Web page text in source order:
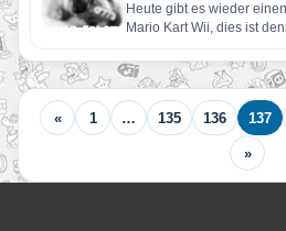
Heute gibt es wieder
Mario Kart Wii, dies ist
« 1 … 135 136 137
»